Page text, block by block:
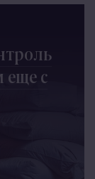
еще с